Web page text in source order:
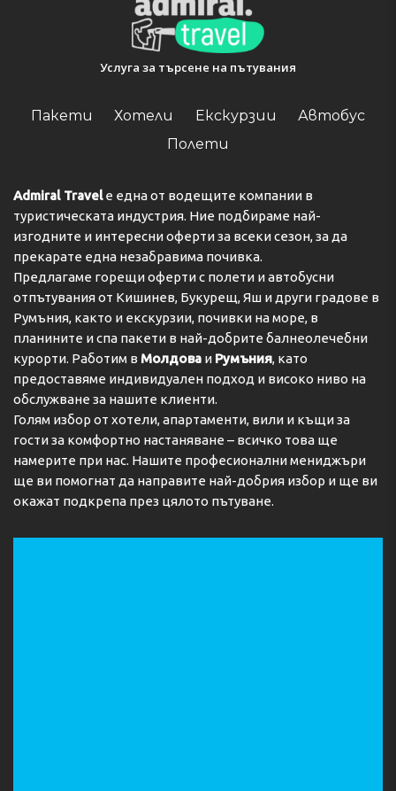
in. Please note that all Special Requests are subject to
availability and additional charges may apply. This
property will not accommodate hen, stag or similar
parties. The property will contact you after you book to
required. The host charges this 7 days before arrival. This
will be collected by credit card. You should be
reimbursed within 14 days of check-out. Your deposit will
additional charges: - Check-in between 9 p.m. and
midnight: €22 - Check-in between midnight and 6 a.m:
€44 All requests for late arrival must be confirmed by
the accommodation.
Check-in 15:00
Key collection at the property - someone will meet you.
Адрес:1 bis rue des Grands Champs, 77144, Montévrain,
France
Телефон:
Услуга за търсене на пътувания
Пакети Хотели Екскурзии
Автобус
Полети
Admiral Travelе една от водещите компании в
туристическата индустрия. Ние подбираме най-
изгодните и интересни оферти за всеки сезон, за да
прекарате една незабравима почивка.
Предлагаме горещи оферти с полети и автобусни
отпътувания от Кишинев, Букурещ, Яш и други градове в
Румъния, както и екскурзии, почивки на море, в
планините и спа пакети в най-добрите балнеолечебни
курорти. Работим в Молдова и Румъния, като
предоставяме индивидуален подход и високо ниво на
обслужване за нашите клиенти.
Голям избор от хотели, апартаменти, вили и къщи за
гости за комфортно настаняване – всичко това ще
намерите при нас. Нашите професионални мениджъри
ще ви помогнат да направите най-добрия избор и ще ви
окажат подкрепа през цялото пътуване.